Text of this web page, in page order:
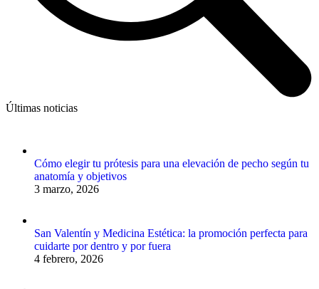
Últimas noticias
Cómo elegir tu prótesis para una elevación de pecho según tu
anatomía y objetivos
3 marzo, 2026
San Valentín y Medicina Estética: la promoción perfecta para
cuidarte por dentro y por fuera
4 febrero, 2026